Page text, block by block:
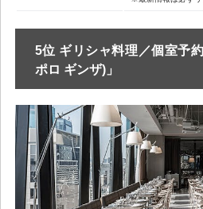
5位 ギリシャ料理／個室予
ポロ ギンザ)」